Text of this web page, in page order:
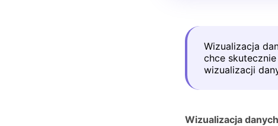
Wizualizacja
chce
wizualizacji
Wizualizacja danych